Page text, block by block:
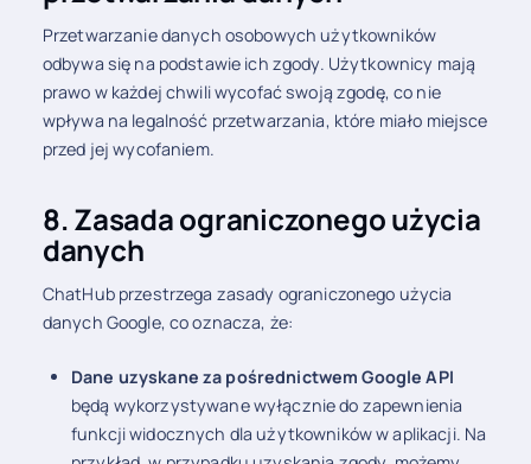
Przetwarzanie danych osobowych użytkowników
odbywa się na podstawie ich zgody. Użytkownicy mają
prawo w każdej chwili wycofać swoją zgodę, co nie
wpływa na legalność przetwarzania, które miało miejsce
przed jej wycofaniem.
8. Zasada ograniczonego użycia
danych
ChatHub przestrzega zasady ograniczonego użycia
danych Google, co oznacza, że:
Dane uzyskane za pośrednictwem Google API
będą wykorzystywane wyłącznie do zapewnienia
funkcji widocznych dla użytkowników w aplikacji. Na